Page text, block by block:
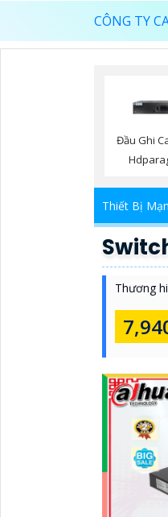
CÔNG TY
Đầu Ghi
Thiết Bị
Thương